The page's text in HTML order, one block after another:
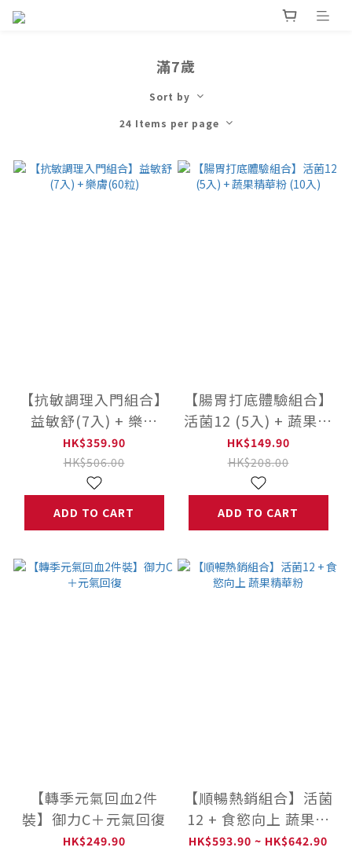
滿7歲
Sort by
24 Items per page
【抗敏調理入門組合】
益敏舒(7入) + 樂膚
(60粒)
HK$359.90
HK$506.00
ADD TO CART
【腸胃打底體驗組合】
活菌12 (5入) + 蔬果精
華粉 (10入)
HK$149.90
HK$208.00
ADD TO CART
【轉季元氣回血2件
裝】御力C＋元氣回復
HK$249.90
【順暢熱銷組合】活菌
12 + 食慾向上 蔬果精
華粉
HK$593.90 ~ HK$642.90